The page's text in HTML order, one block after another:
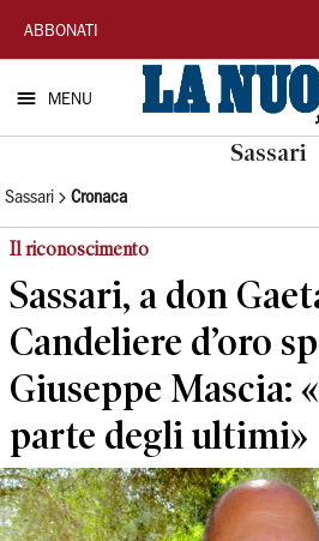
La
Nuova
Sardegna
ABBONATI
MENU
Sassari
Sassari Cronaca
Il riconoscimento
Sassari, a don
Candeliere d’oro
Giuseppe Mascia:
parte degli ultimi»